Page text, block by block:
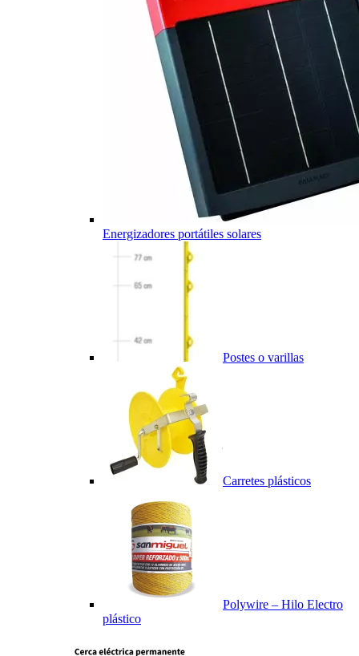
Energizadores portátiles solares
Postes o varillas
Carretes plásticos
Polywire – Hilo Electro
plástico